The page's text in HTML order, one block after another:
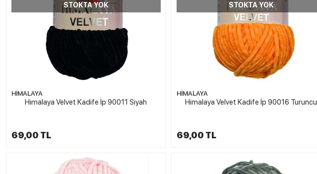
STOKTA YOK
HİMALAYA
Himalaya Velvet Kadife İp 90011 Siyah
69,00 TL
STOKTA YOK
HİMALAYA
Himalaya Velvet Kadife İp 90016 Turuncu
69,00 TL